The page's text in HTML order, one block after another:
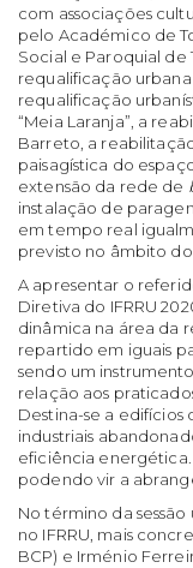
com associações
pelo Académico de
Social e Paroquial de
requalificação
requalificação
“Meia Laranja”, a
Barreto, a
paisagística do
extensão da rede de
instalação de
em tempo real
previsto no âmbito
A apresentar o
Diretiva do IFRRU
dinâmica na área da
repartido em iguais
sendo um
relação aos
Destina-se a edifícios
industriais
eficiência
podendo vir a
No término da
no IFRRU, mais
BCP) e Irménio